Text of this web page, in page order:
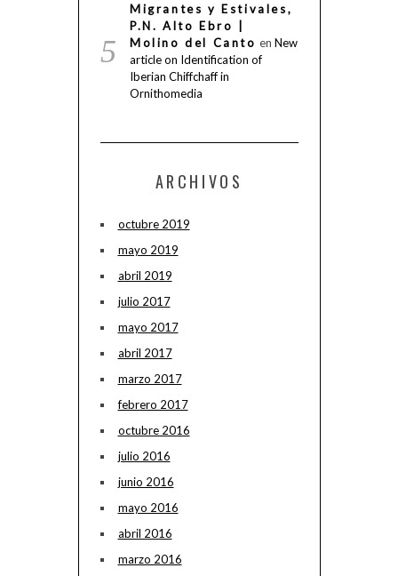
Migrantes y Estivales,
P.N. Alto Ebro |
Molino del Canto en New
article on Identification of
Iberian Chiffchaff in
Ornithomedia
ARCHIVOS
octubre 2019
mayo 2019
abril 2019
julio 2017
mayo 2017
abril 2017
marzo 2017
febrero 2017
octubre 2016
julio 2016
junio 2016
mayo 2016
abril 2016
marzo 2016